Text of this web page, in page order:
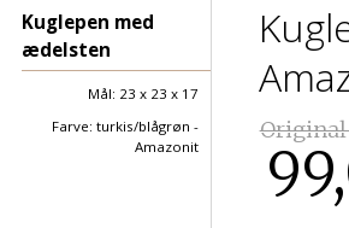
Kuglepen med
ædelsten
Mål: 23 x 23 x 17
Farve: turkis/blågrøn -
Amazonit